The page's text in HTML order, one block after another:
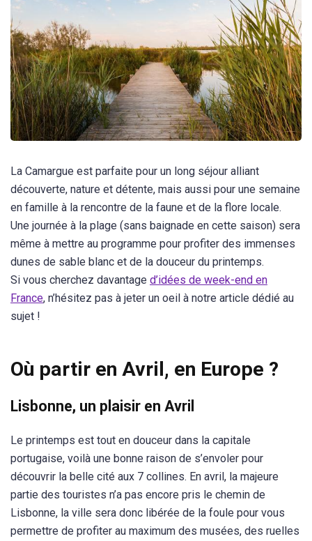
La Camargue est parfaite pour un long séjour alliant
découverte, nature et détente, mais aussi pour une semaine
en famille à la rencontre de la faune et de la flore locale.
Une journée à la plage (sans baignade en cette saison) sera
même à mettre au programme pour profiter des immenses
dunes de sable blanc et de la douceur du printemps.
Si vous cherchez davantage d’idées de week-end en
France, n’hésitez pas à jeter un oeil à notre article dédié au
sujet !
Où partir en Avril, en Europe ?
Lisbonne, un plaisir en Avril
Le printemps est tout en douceur dans la capitale
portugaise, voilà une bonne raison de s’envoler pour
découvrir la belle cité aux 7 collines. En avril, la majeure
partie des touristes n’a pas encore pris le chemin de
Lisbonne, la ville sera donc libérée de la foule pour vous
permettre de profiter au maximum des musées, des ruelles